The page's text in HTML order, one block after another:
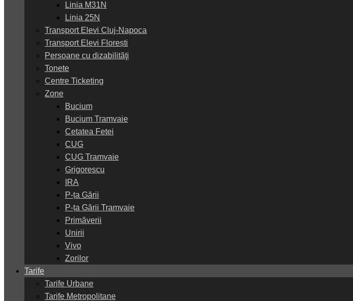
Linia M31N
Linia 25N
Transport Elevi Cluj-Napoca
Transport Elevi Florești
Persoane cu dizabilităţi
Tonete
Centre Ticketing
Zone
Bucium
Bucium Tramvaie
Cetatea Fetei
CUG
CUG Tramvaie
Grigorescu
IRA
P-ța Gării
P-ța Gării Tramvaie
Primăverii
Unirii
Vivo
Zorilor
Tarife
Tarife Urbane
Tarife Metropolitane